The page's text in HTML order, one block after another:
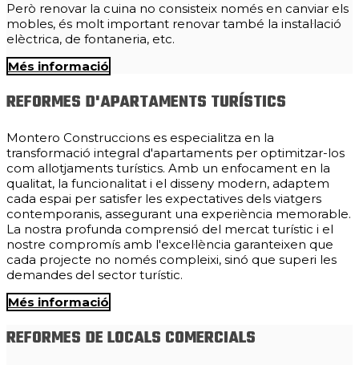
Però renovar la cuina no consisteix només en canviar els
mobles, és molt important renovar també la instal·lació
elèctrica, de fontaneria, etc.
Més informació
REFORMES D'APARTAMENTS TURÍSTICS
Montero Construccions es especialitza en la
transformació integral d'apartaments per optimitzar-los
com allotjaments turístics. Amb un enfocament en la
qualitat, la funcionalitat i el disseny modern, adaptem
cada espai per satisfer les expectatives dels viatgers
contemporanis, assegurant una experiència memorable.
La nostra profunda comprensió del mercat turístic i el
nostre compromís amb l'excel·lència garanteixen que
cada projecte no només compleixi, sinó que superi les
demandes del sector turístic.
Més informació
REFORMES DE LOCALS COMERCIALS